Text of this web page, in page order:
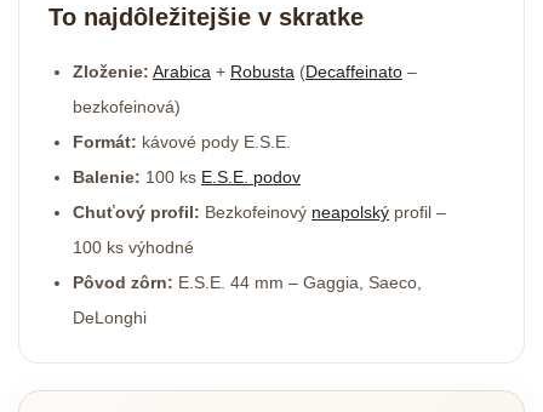
To najdôležitejšie v skratke
Zloženie: Arabica + Robusta (Decaffeinato –
bezkofeinová)
Formát: kávové pody E.S.E.
Balenie: 100 ks E.S.E. podov
Chuťový profil: Bezkofeinový neapolský profil –
100 ks výhodné
Pôvod zôrn: E.S.E. 44 mm – Gaggia, Saeco,
DeLonghi